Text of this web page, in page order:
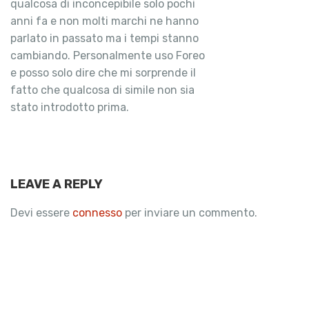
qualcosa di inconcepibile solo pochi
anni fa e non molti marchi ne hanno
parlato in passato ma i tempi stanno
cambiando. Personalmente uso Foreo
e posso solo dire che mi sorprende il
fatto che qualcosa di simile non sia
stato introdotto prima.
LEAVE A REPLY
Devi essere connesso per inviare un commento.